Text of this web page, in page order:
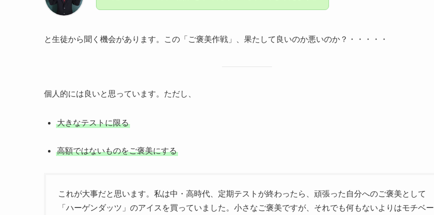
と生徒から聞く機会があります。この「ご褒美作戦」、果たして良いのか悪いのか？・・・・・
個人的には良いと思っています。ただし、
大きなテストに限る
高額ではないものをご褒美にする
これが大事だと思います。私は中・高時代、定期テストが終わったら、頑張った自分へのご褒美として
「ハーゲンダッツ」のアイスを買っていました。小さなご褒美ですが、それでも何もないよりはモチベー